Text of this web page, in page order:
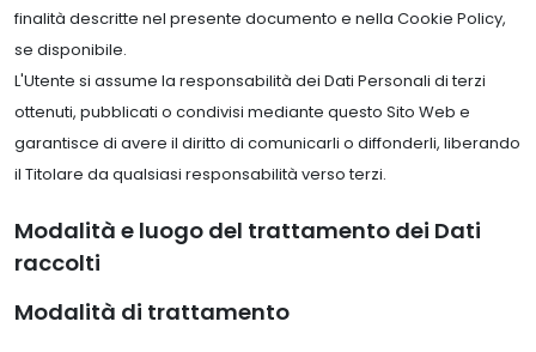
finalità descritte nel presente documento e nella Cookie Policy,
se disponibile.
L'Utente si assume la responsabilità dei Dati Personali di terzi
ottenuti, pubblicati o condivisi mediante questo Sito Web e
garantisce di avere il diritto di comunicarli o diffonderli, liberando
il Titolare da qualsiasi responsabilità verso terzi.
Modalità e luogo del trattamento dei Dati
raccolti
Modalità di trattamento